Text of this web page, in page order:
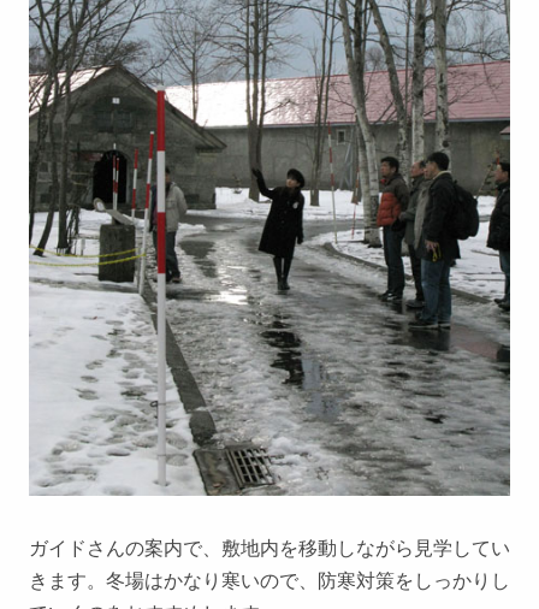
ガイドさんの案内で、敷地内を移動しながら見学してい
きます。冬場はかなり寒いので、防寒対策をしっかりし